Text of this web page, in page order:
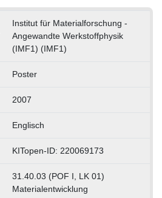
Institut für Materialforschung -
Angewandte Werkstoffphysik
(IMF1) (IMF1)
Poster
2007
Englisch
KITopen-ID: 220069173
31.40.03 (POF I, LK 01)
Materialentwicklung